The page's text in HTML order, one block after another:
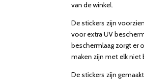
van de winkel.
De stickers zijn
voor extra UV
beschermlaag zorgt er
maken zijn met elk
De stickers zijn